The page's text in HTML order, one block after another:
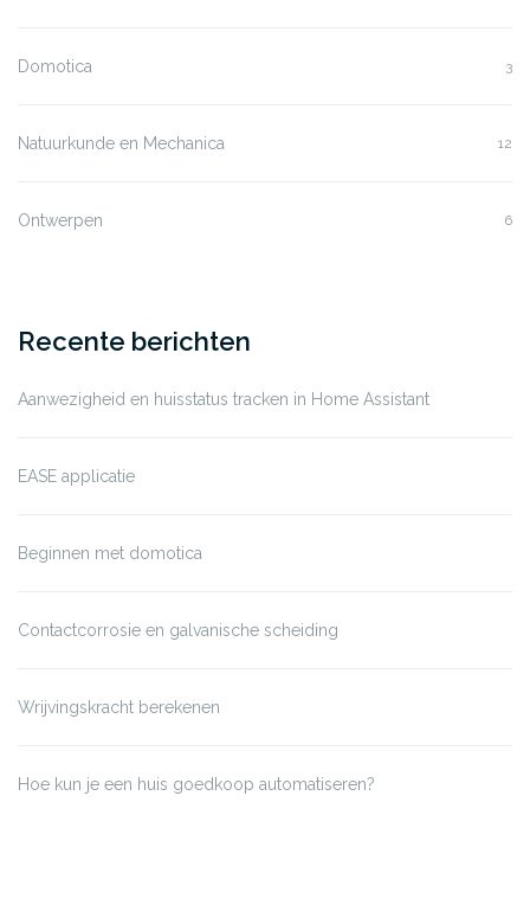
Domotica 3
Natuurkunde en Mechanica 12
Ontwerpen 6
Recente berichten
Aanwezigheid en huisstatus tracken in Home Assistant
EASE applicatie
Beginnen met domotica
Contactcorrosie en galvanische scheiding
Wrijvingskracht berekenen
Hoe kun je een huis goedkoop automatiseren?